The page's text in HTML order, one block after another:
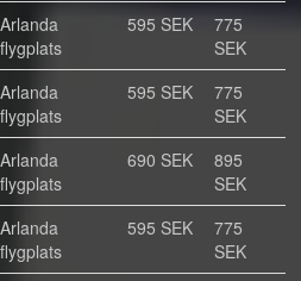
Arlanda
flygplats
595 SEK
775
SEK
Arlanda
flygplats
595 SEK
775
SEK
Arlanda
flygplats
690 SEK
895
SEK
Arlanda
flygplats
595 SEK
775
SEK